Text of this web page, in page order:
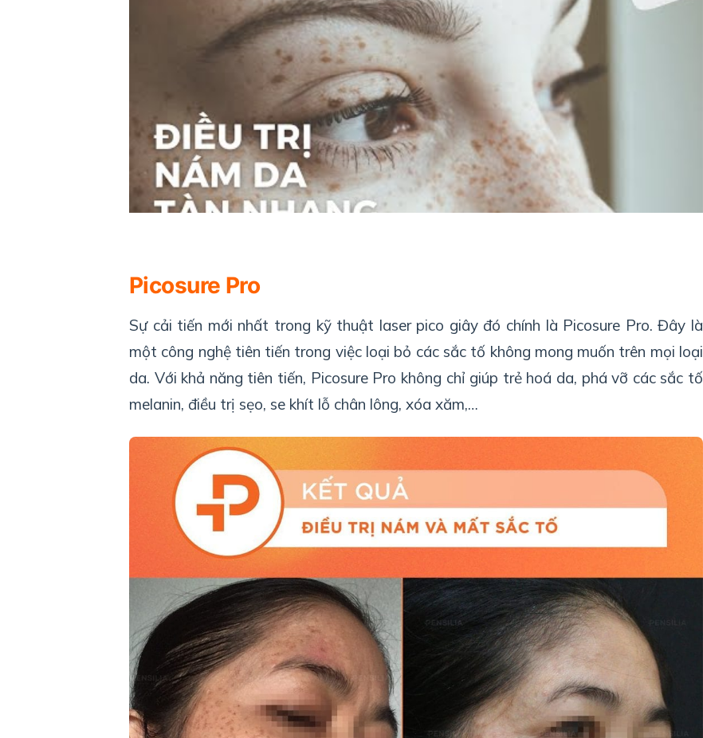
Picosure Pro
Sự cải tiến mới nhất trong kỹ thuật laser pico giây đó chính là Picosure Pro. Đây là
một công nghệ tiên tiến trong việc loại bỏ các sắc tố không mong muốn trên mọi loại
da. Với khả năng tiên tiến, Picosure Pro không chỉ giúp trẻ hoá da, phá vỡ các sắc tố
melanin, điều trị sẹo, se khít lỗ chân lông, xóa xăm,…